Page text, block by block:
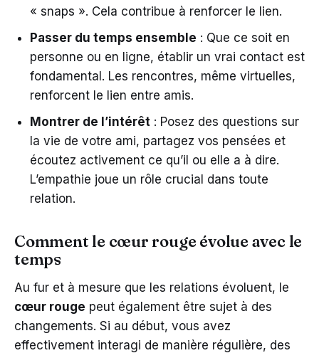
« snaps ». Cela contribue à renforcer le lien.
Passer du temps ensemble : Que ce soit en
personne ou en ligne, établir un vrai contact est
fondamental. Les rencontres, même virtuelles,
renforcent le lien entre amis.
Montrer de l’intérêt : Posez des questions sur
la vie de votre ami, partagez vos pensées et
écoutez activement ce qu’il ou elle a à dire.
L’empathie joue un rôle crucial dans toute
relation.
Comment le cœur rouge évolue avec le
temps
Au fur et à mesure que les relations évoluent, le
cœur rouge peut également être sujet à des
changements. Si au début, vous avez
effectivement interagi de manière régulière, des